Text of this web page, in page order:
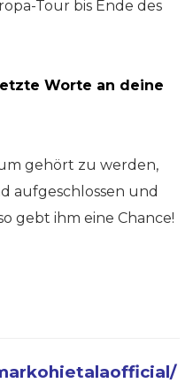
Tour bis Ende des
Worte an deine
gehört zu werden,
aufgeschlossen und
gebt ihm eine Chance!